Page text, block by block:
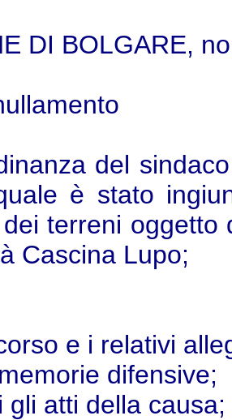
DI BOLGARE,
del
è stato
terreni oggetto
Cascina Lupo;
e i relativi
difensive;
gli atti della causa;